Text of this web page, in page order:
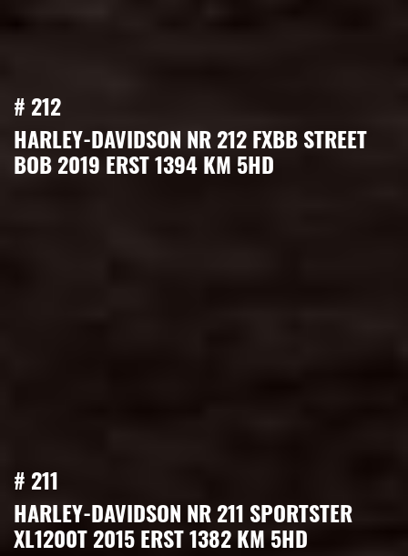
# 212
HARLEY-DAVIDSON NR 212 FXBB STREET
BOB 2019 ERST 1394 KM 5HD
# 211
HARLEY-DAVIDSON NR 211 SPORTSTER
XL1200T 2015 ERST 1382 KM 5HD